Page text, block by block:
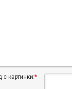
с картинки:*